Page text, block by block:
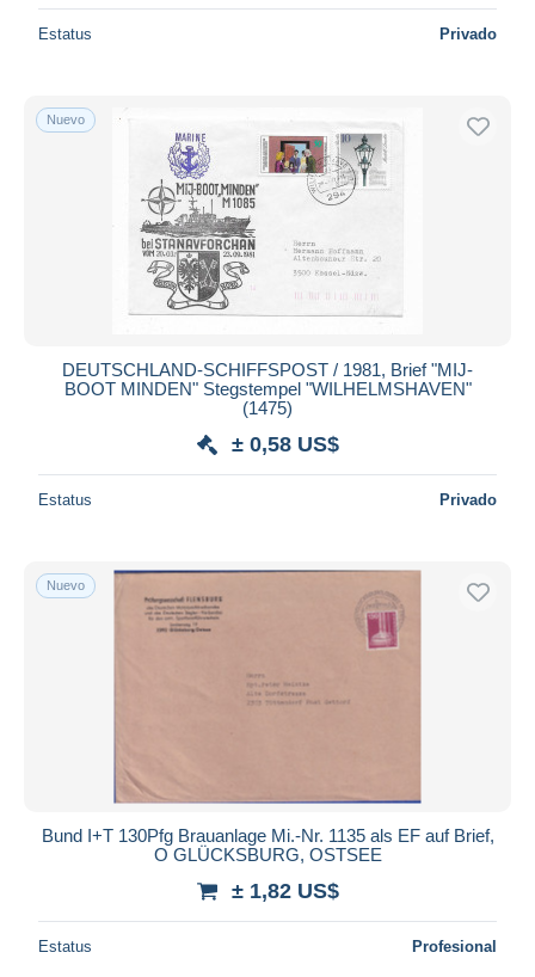
Estatus Privado
Nuevo
DEUTSCHLAND-SCHIFFSPOST / 1981, Brief "MIJ-
BOOT MINDEN" Stegstempel "WILHELMSHAVEN"
(1475)
± 0,58 US$
Estatus Privado
Nuevo
Bund I+T 130Pfg Brauanlage Mi.-Nr. 1135 als EF auf Brief,
O GLÜCKSBURG, OSTSEE
± 1,82 US$
Estatus Profesional